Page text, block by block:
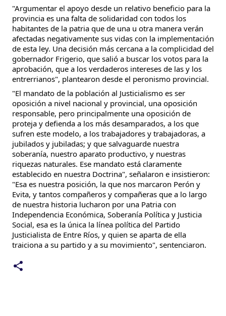
"Argumentar el apoyo desde un relativo beneficio para la
provincia es una falta de solidaridad con todos los
habitantes de la patria que de una u otra manera verán
afectadas negativamente sus vidas con la implementación
de esta ley. Una decisión más cercana a la complicidad del
gobernador Frigerio, que salió a buscar los votos para la
aprobación, que a los verdaderos intereses de las y los
entrerrianos", plantearon desde el peronismo provincial.
"El mandato de la población al Justicialismo es ser
oposición a nivel nacional y provincial, una oposición
responsable, pero principalmente una oposición de
proteja y defienda a los más desamparados, a los que
sufren este modelo, a los trabajadores y trabajadoras, a
jubilados y jubiladas; y que salvaguarde nuestra
soberanía, nuestro aparato productivo, y nuestras
riquezas naturales. Ese mandato está claramente
establecido en nuestra Doctrina", señalaron e insistieron:
"Esa es nuestra posición, la que nos marcaron Perón y
Evita, y tantos compañeros y compañeras que a lo largo
de nuestra historia lucharon por una Patria con
Independencia Económica, Soberanía Política y Justicia
Social, esa es la única la línea política del Partido
Justicialista de Entre Ríos, y quien se aparta de ella
traiciona a su partido y a su movimiento", sentenciaron.